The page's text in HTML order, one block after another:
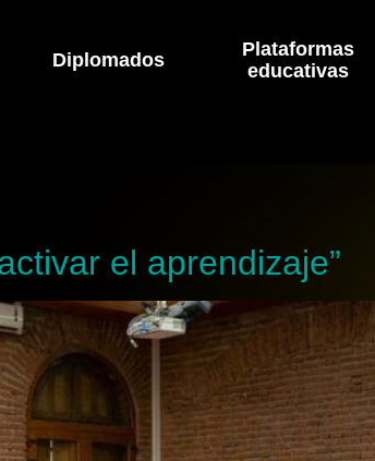
Diplomados
Plataformas
educativas
el aprendizaje”